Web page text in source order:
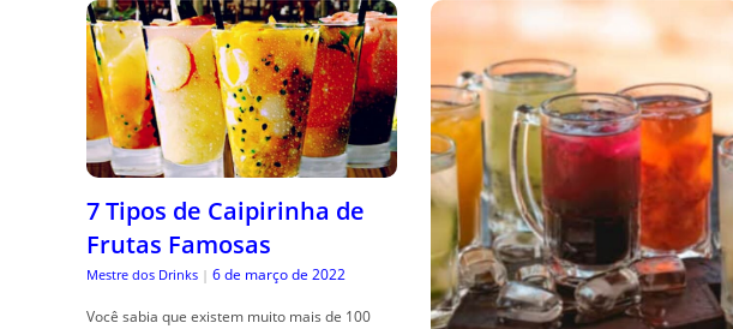
7 Tipos de Caipirinha de
Frutas Famosas
Mestre dos Drinks | 6 de março de 2022
Você sabia que existem muito mais de 100